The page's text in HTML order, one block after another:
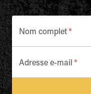
Nom complet*
Adresse e-mail *